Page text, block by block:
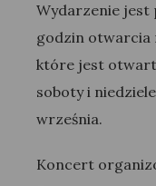
Wydarzenie jest
godzin otwarcia
które jest
soboty i
września.
Koncert